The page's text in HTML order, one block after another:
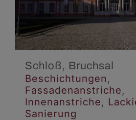
Beschichtungen
Innenanstriche
Schloß, Bruchsal
Beschichtungen,
Fassadenanstriche,
Innenanstriche,
Sanierung